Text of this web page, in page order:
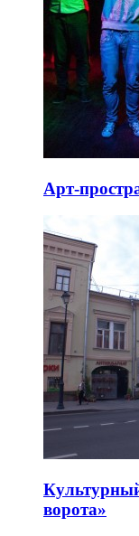
Арт-
ворота»